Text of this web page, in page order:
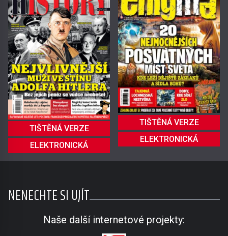
TIŠTĚNÁ VERZE
ELEKTRONICKÁ
TIŠTĚNÁ VERZE
ELEKTRONICKÁ
NENECHTE SI UJÍT
Naše další internetové projekty: